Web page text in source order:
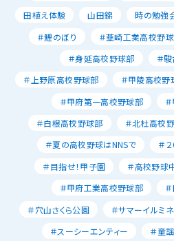
田植え体験
山田錦 時の勉強
＃鯉のぼり
＃韮崎工業高校野
＃身延高校野球部
＃
＃上野原高校野球部
＃甲陵高校野
＃甲府第一高校野球部
＃白根高校野球部
＃北杜高校
＃夏の高校野球はNNSで
＃
＃目指せ！甲子園
＃高校野球
＃甲府工業高校野球部
＃穴山さくら公園
＃サマーイルミ
＃スーシーエンティー
＃童謡